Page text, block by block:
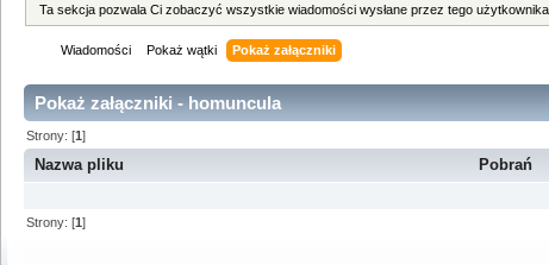
Ta sekcja pozwala Ci zobaczyć wszystkie wiadomości wysłane przez tego
Wiadomości Pokaż wątki Pokaż załączniki
Pokaż załączniki - homuncula
Strony: [1]
Nazwa pliku Pobrań
Strony: [1]